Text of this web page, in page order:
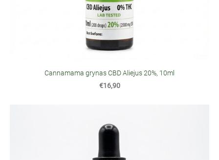
Cannamama grynas CBD Aliejus 20%, 10ml
€16,90